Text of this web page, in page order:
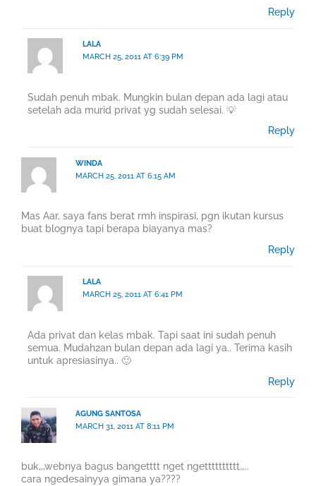
Reply
LALA
MARCH 25, 2011 AT 6:39 PM
Sudah penuh mbak. Mungkin bulan depan ada lagi atau
setelah ada murid privat yg sudah selesai. 💡
Reply
WINDA
MARCH 25, 2011 AT 6:15 AM
Mas Aar, saya fans berat rmh inspirasi, pgn ikutan kursus
buat blognya tapi berapa biayanya mas?
Reply
LALA
MARCH 25, 2011 AT 6:41 PM
Ada privat dan kelas mbak. Tapi saat ini sudah penuh
semua. Mudah2an bulan depan ada lagi ya.. Terima kasih
untuk apresiasinya.. 🙂
Reply
AGUNG SANTOSA
MARCH 31, 2011 AT 8:11 PM
buk,,,webnya bagus bangetttt nget ngetttttttttt…..
cara ngedesainyya gimana ya????